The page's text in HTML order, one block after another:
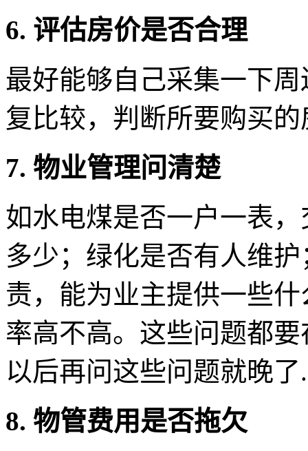
6. 评估房价是否合理
最好能够自己采集一下
复比较，判断所要购买
7. 物业管理问清楚
如水电煤是否一户一表
多少；绿化是否有人维
责，能为业主提供一些
率高不高。这些问题都
以后再问这些问题就晚了.
8. 物管费用是否拖欠